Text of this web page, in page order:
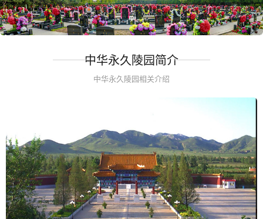
中华永久陵园简介
中华永久陵园相关介绍